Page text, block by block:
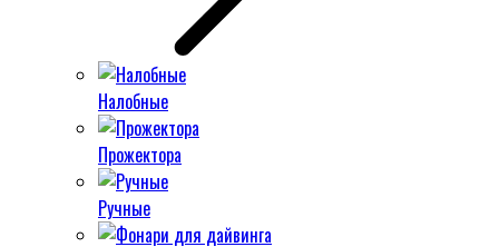
Налобные
Прожектора
Ручные